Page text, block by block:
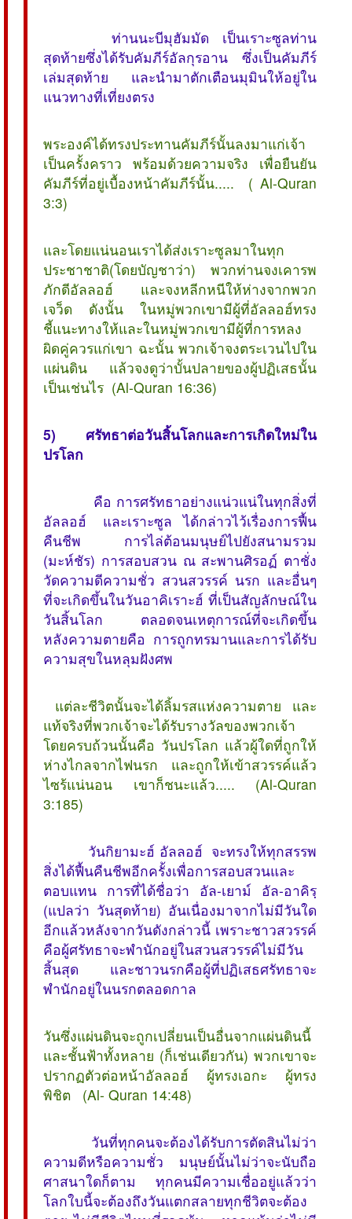
ท่านนะบีมุฮัมมัด เป็นเราะซูลท่าน
สุดท้ายซึ่งได้รับคัมภีร์อัลกุรอาน ซึ่งเป็นคัมภีร์
เล่มสุดท้าย และนำมาตักเตือนมุมินให้อยู่ใน
แนวทางที่เที่ยงตรง
พระองค์ได้ทรงประทานคัมภีร์นั้นลงมาแก่เจ้า
เป็นครั้งคราว พร้อมด้วยความจริง เพื่อยืนยัน
คัมภีร์ที่อยู่เบื้องหน้าคัมภีร์นั้น..... ( Al-Quran
3:3)
และโดยแน่นอนเราได้ส่งเราะซูลมาในทุก
ประชาชาติ(โดยบัญชาว่า) พวกท่านจงเคารพ
ภักดีอัลลอฮ์ และจงหลีกหนีให้ห่างจากพวก
เจว็ด ดังนั้น ในหมู่พวกเขามีผู้ที่อัลลอฮ์ทรง
ชี้แนะทางให้และในหมู่พวกเขามีผู้ที่การหลง
ผิดคู่ควรแก่เขา ฉะนั้น พวกเจ้าจงตระเวนไปใน
แผ่นดิน แล้วจงดูว่าบั้นปลายของผู้ปฏิเสธนั้น
เป็นเช่นไร (Al-Quran 16:36)
5) ศรัทธาต่อวันสิ้นโลกและการเกิดใหม่ใน
ปรโลก
คือ การศรัทธาอย่างแน่วแน่ในทุกสิ่งที่
อัลลอฮ์ และเราะซูล ได้กล่าวไว้เรื่องการฟื้น
คืนชีพ การไล่ต้อนมนุษย์ไปยังสนามรวม
(มะห์ชัร) การสอบสวน ณ สะพานศิรอฏ์ ตาชั่ง
วัดความดีความชั่ว สวนสวรรค์ นรก และอื่นๆ
ที่จะเกิดขึ้นในวันอาคิเราะฮ์ ที่เป็นสัญลักษณ์ใน
วันสิ้นโลก ตลอดจนเหตุการณ์ที่จะเกิดขึ้น
หลังความตายคือ การถูกทรมานและการได้รับ
ความสุขในหลุมฝังศพ
 แต่ละชีวิตนั้นจะได้ลิ้มรสแห่งความตาย และ
แท้จริงที่พวกเจ้าจะได้รับรางวัลของพวกเจ้า
โดยครบถ้วนนั้นคือ วันปรโลก แล้วผู้ใดที่ถูกให้
ห่างไกลจากไฟนรก และถูกให้เข้าสวรรค์แล้ว
ไซร้แน่นอน เขาก็ชนะแล้ว..... (Al-Quran
3:185)
วันกิยามะฮ์ อัลลอฮ์ จะทรงให้ทุกสรรพ
สิ่งได้ฟื้นคืนชีพอีกครั้งเพื่อการสอบสวนและ
ตอบแทน การที่ได้ชื่อว่า อัล-เยาม์ อัล-อาคิรฺ
(แปลว่า วันสุดท้าย) อันเนื่องมาจากไม่มีวันใด
อีกแล้วหลังจากวันดังกล่าวนี้ เพราะชาวสวรรค์
คือผู้ศรัทธาจะพำนักอยู่ในสวนสวรรค์ไม่มีวัน
สิ้นสุด และชาวนรกคือผู้ที่ปฏิเสธศรัทธาจะ
พำนักอยู่ในนรกตลอดกาล
วันซึ่งแผ่นดินจะถูกเปลี่ยนเป็นอื่นจากแผ่นดินนี้
และชั้นฟ้าทั้งหลาย (ก็เช่นเดียวกัน) พวกเขาจะ
ปรากฏตัวต่อหน้าอัลลอฮ์ ผู้ทรงเอกะ ผู้ทรง
พิชิต (Al- Quran 14:48)
วันที่ทุกคนจะต้องได้รับการตัดสินไม่ว่า
ความดีหรือความชั่ว มนุษย์นั้นไม่ว่าจะนับถือ
ศาสนาใดก็ตาม ทุกคนมีความเชื่ออยู่แล้วว่า
โลกใบนี้จะต้องถึงวันแตกสลายทุกชีวิตจะต้อง